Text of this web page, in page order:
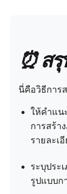
⏰ ส
นี่คือวิธีการ
ให้คำแน
การสร้า
รายละเ
ระบุประ
รูปแบบก